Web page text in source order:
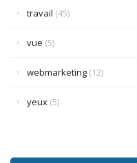
travail (45)
vue (5)
webmarketing (12)
yeux (5)